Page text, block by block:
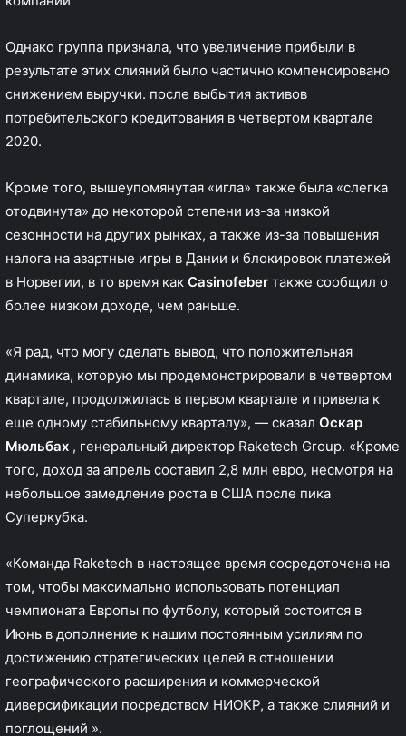
Однако группа признала, что увеличение прибыли в
результате этих слияний было частично компенсировано
снижением выручки. после выбытия активов
потребительского кредитования в четвертом квартале
2020.
Кроме того, вышеупомянутая «игла» также была «слегка
отодвинута» до некоторой степени из-за низкой
сезонности на других рынках, а также из-за повышения
налога на азартные игры в Дании и блокировок платежей
в Норвегии, в то время как Casinofeber также сообщил о
более низком доходе, чем раньше.
«Я рад, что могу сделать вывод, что положительная
динамика, которую мы продемонстрировали в четвертом
квартале, продолжилась в первом квартале и привела к
еще одному стабильному кварталу», — сказал Оскар
Мюльбах , генеральный директор Raketech Group. «Кроме
того, доход за апрель составил 2,8 млн евро, несмотря на
небольшое замедление роста в США после пика
Суперкубка.
«Команда Raketech в настоящее время сосредоточена на
том, чтобы максимально использовать потенциал
чемпионата Европы по футболу, который состоится в
Июнь в дополнение к нашим постоянным усилиям по
достижению стратегических целей в отношении
географического расширения и коммерческой
диверсификации посредством НИОКР, а также слияний и
поглощений ».